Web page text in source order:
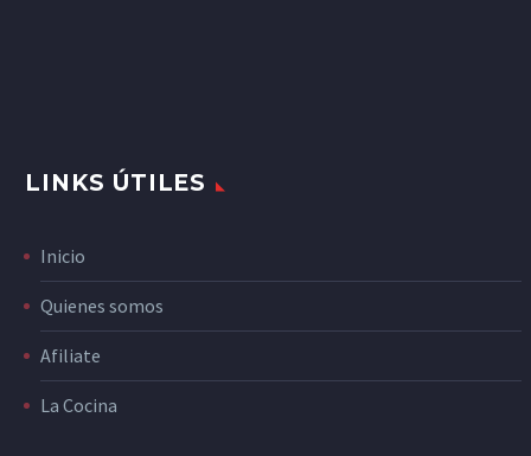
LINKS ÚTILES
Inicio
Quienes somos
Afiliate
La Cocina